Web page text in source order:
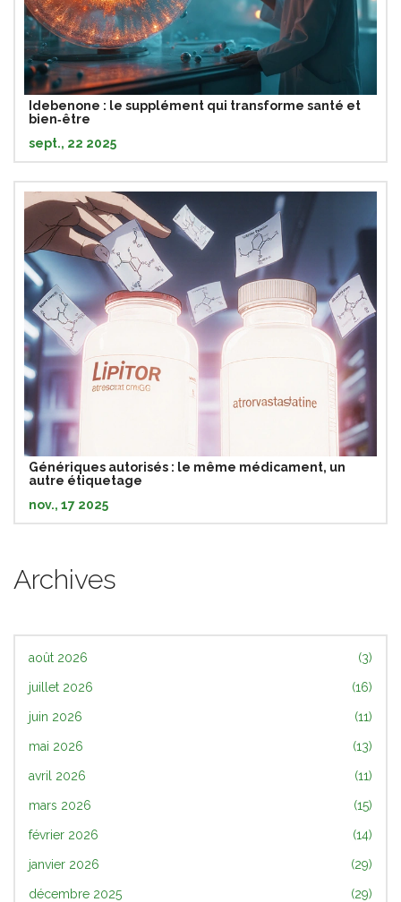
Idebenone : le supplément qui transforme santé et
bien‑être
sept., 22 2025
Génériques autorisés : le même médicament, un
autre étiquetage
nov., 17 2025
Archives
août 2026 (3)
juillet 2026 (16)
juin 2026 (11)
mai 2026 (13)
avril 2026 (11)
mars 2026 (15)
février 2026 (14)
janvier 2026 (29)
décembre 2025 (29)